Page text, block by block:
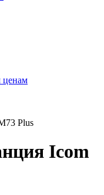
ценам
Plus
Icom